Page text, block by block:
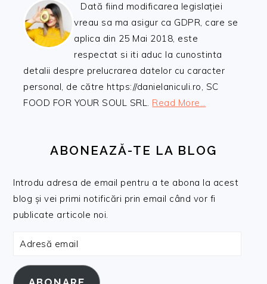
Dată fiind modificarea legislației
vreau sa ma asigur ca GDPR, care se
aplica din 25 Mai 2018, este
respectat si iti aduc la cunostinta
detalii despre prelucrarea datelor cu caracter
personal, de către https://danielaniculi.ro, SC
FOOD FOR YOUR SOUL SRL. Read More…
ABONEAZĂ-TE LA BLOG
Introdu adresa de email pentru a te abona la acest
blog și vei primi notificări prin email când vor fi
publicate articole noi.
Adresă